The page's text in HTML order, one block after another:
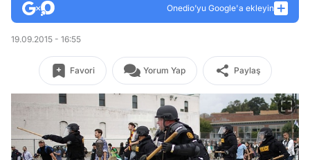
Onedio’yu Google'a ekleyin
19.09.2015 - 16:55
Favori Yorum Yap Paylaş